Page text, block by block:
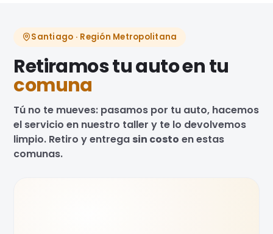
Santiago · Región Metropolitana
Retiramos tu auto en tu
comuna
Tú no te mueves: pasamos por tu auto, hacemos
el servicio en nuestro taller y te lo devolvemos
limpio. Retiro y entrega sin costo en estas
comunas.